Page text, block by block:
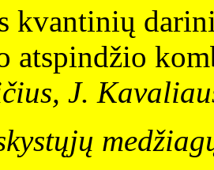
kvantinių
atspindžio
J.